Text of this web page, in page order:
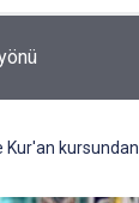
Kur'an kursundan